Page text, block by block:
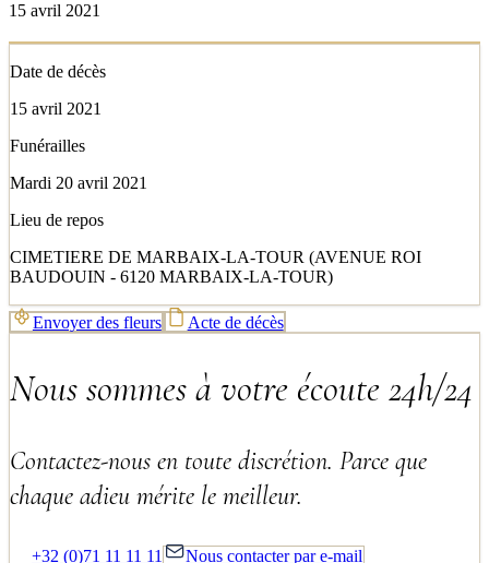
15 avril 2021
Date de décès
15 avril 2021
Funérailles
Mardi 20 avril 2021
Lieu de repos
CIMETIERE DE MARBAIX-LA-TOUR (AVENUE ROI
BAUDOUIN - 6120 MARBAIX-LA-TOUR)
Envoyer des fleurs Acte de décès
Nous sommes à votre écoute 24h/24
Contactez-nous en toute discrétion. Parce que
chaque adieu mérite le meilleur.
+32 (0)71 11 11 11 Nous contacter par e-mail